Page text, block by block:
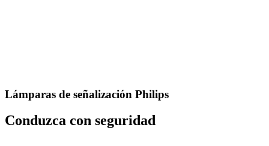
Lámparas de señalización Philips
Conduzca con seguridad